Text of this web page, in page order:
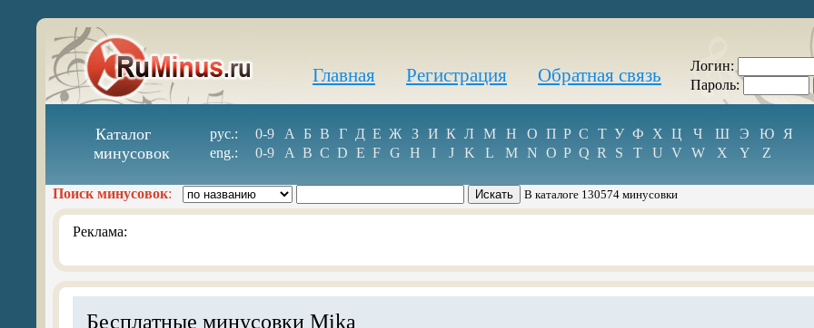
Главная Регистрация Обратная связь
Логин:
Пароль:
Каталог
минусовок
рус.: 0-9 А Б В Г Д Е Ж З И К Л М Н О П Р С Т У Ф Х Ц Ч Ш Э Ю Я
eng.:
0-9 A B C D E F G H I J K L M N O P Q R S T U V W X Y Z
Поиск минусовок: В каталоге 130574 минусовки
Реклама:
Бесплатные минусовки Mika